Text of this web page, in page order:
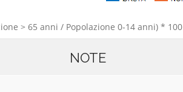
> 65 anni / Popolazione 0-14 anni) * 100
NOTE